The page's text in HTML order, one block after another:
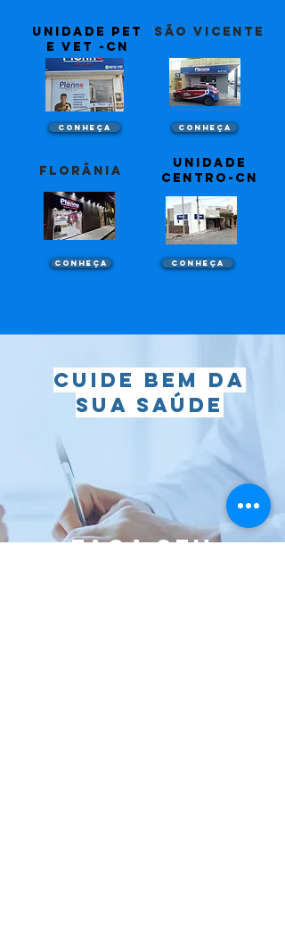
unidade Pet
e vet -cn
são vicente
Conheça Conheça
florânia
unidade
centro-cn
Conheça Conheça
Cuide bem da
sua saúde
Faça seu